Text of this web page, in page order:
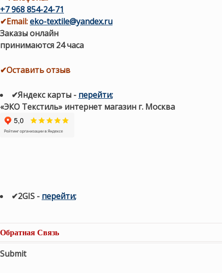
+7 968 854-24-71
✔Email:eko-textile@yandex.ru
Заказы онлайн
принимаются 24 часа
✔Оставить отзыв
✔Яндекс карты - перейти;
«ЭКО Текстиль» интернет магазин г. Москва
✔2GIS - перейти;
Обратная Связь
Submit